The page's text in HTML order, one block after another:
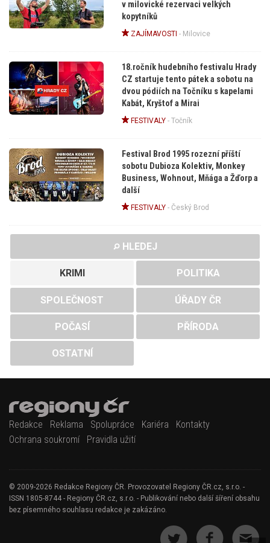
v milovické rezervaci velkých
kopytníků
ZAJÍMAVOSTI - Milovice
18.ročník hudebního festivalu Hrady
CZ startuje tento pátek a sobotu na
dvou pódiích na Točníku s kapelami
Kabát, Kryštof a Mirai
FESTIVALY- Točník
Festival Brod 1995 rozezní příští
sobotu Dubioza Kolektiv, Monkey
Business, Wohnout, Mňága a Žďorp a
další
FESTIVALY- Český Brod
HLEDEJ
KRIMI POLITIKA
SPOLEČNOST ÚŘADY ČR
POČASÍ PŘÍRODA
OSTATNÍ
Redakce Reklama Spolupráce Kariéra
Kontakty
Ochrana soukromí
Pravidla užití
© 2009-2026 Redakce Regiony ČR. Provozovatel Regiony ČR.cz, s.r.o. -
ISSN 1805-8744 - Regiony ČR.cz, s.r.o. - Publikování nebo další šíření obsahu
bez písemného souhlasu redakce je zakázáno.